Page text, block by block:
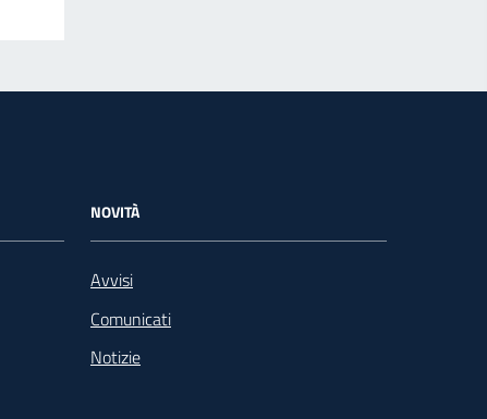
NOVITÀ
Avvisi
Comunicati
Notizie